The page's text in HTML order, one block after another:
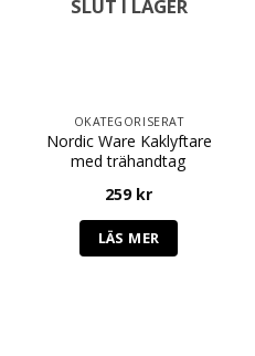
SLUT I LAGER
OKATEGORISERAT
Nordic Ware Kaklyftare
med trähandtag
259 kr
LÄS MER